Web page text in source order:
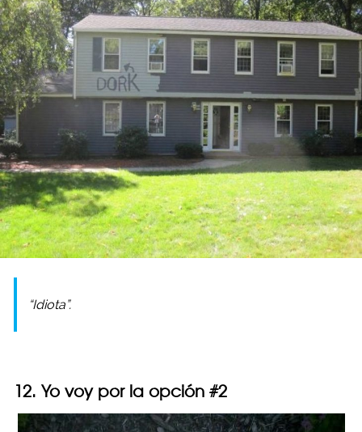
“Idiota”.
12. Yo voy por la opción #2